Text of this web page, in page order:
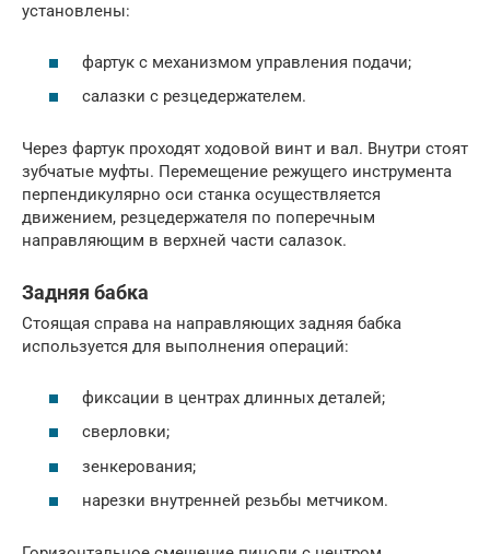
установлены:
фартук с механизмом управления подачи;
салазки с резцедержателем.
Через фартук проходят ходовой винт и вал. Внутри стоят
зубчатые муфты. Перемещение режущего инструмента
перпендикулярно оси станка осуществляется
движением, резцедержателя по поперечным
направляющим в верхней части салазок.
Задняя бабка
Стоящая справа на направляющих задняя бабка
используется для выполнения операций:
фиксации в центрах длинных деталей;
сверловки;
зенкерования;
нарезки внутренней резьбы метчиком.